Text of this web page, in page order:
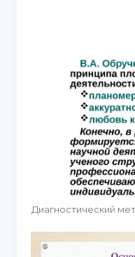
Диагностический